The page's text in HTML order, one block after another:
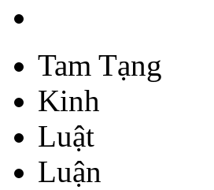
Tam Tạng
Kinh
Luật
Luận